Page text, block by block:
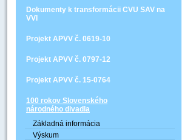
Dokumenty k transformácii CVU SAV na
VVI
Projekt APVV č. 0619-10
Projekt APVV č. 0797-12
Projekt APVV č. 15-0764
100 rokov Slovenského
národného divadla
Základná informácia
Výskum